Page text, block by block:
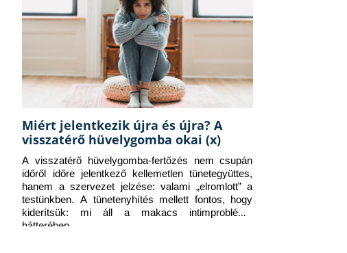
Miért jelentkezik újra és újra? A
visszatérő hüvelygomba okai (x)
A visszatérő hüvelygomba-fertőzés nem csupán
időről időre jelentkező kellemetlen tünetegyüttes,
hanem a szervezet jelzése: valami „elromlott” a
testünkben. A tünetenyhítés mellett fontos, hogy
kiderítsük: mi áll a makacs intimprobléma
hátterében.